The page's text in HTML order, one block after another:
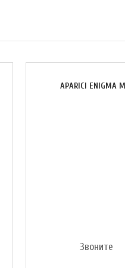
APARICI ENIGMA
Звоните